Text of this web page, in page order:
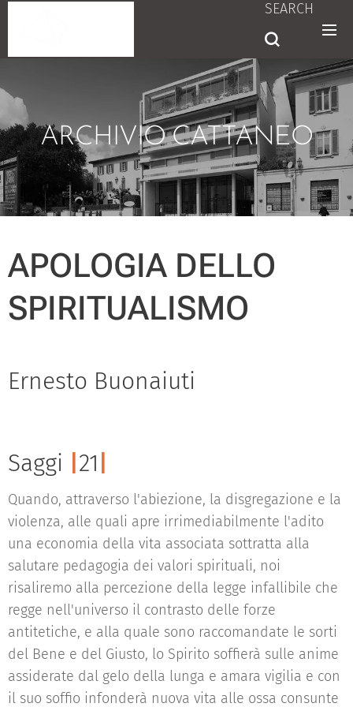
SEARCH
ARCHIVIO CATTANEO
APOLOGIA DELLO
SPIRITUALISMO
Ernesto Buonaiuti
Saggi 21
Quando, attraverso l'abiezione, la disgregazione e la
violenza, alle quali apre irrimediabilmente l'adito
una economia della vita associata sottratta alla
salutare pedagogia dei valori spirituali, noi
risaliremo alla percezione della legge infallibile che
regge nell'universo il contrasto delle forze
antitetiche, e alla quale sono raccomandate le sorti
del Bene e del Giusto, lo Spirito soffierà sulle anime
assiderate dal gelo della lunga e amara vigilia e con
il suo soffio infonderà nuova vita alle ossa consunte